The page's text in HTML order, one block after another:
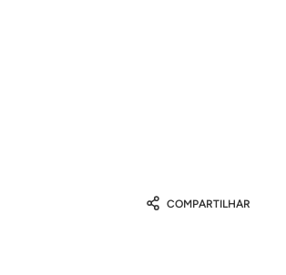
COMPARTILHAR